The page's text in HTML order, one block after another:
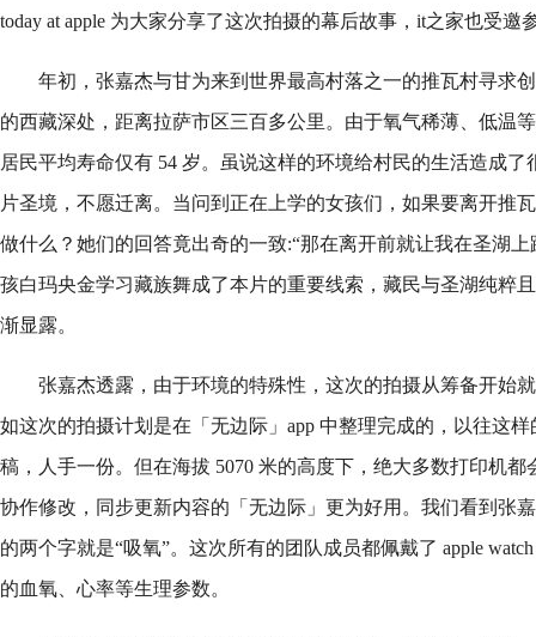
today at apple 为大家分享了这次拍摄的幕后故事，it之家也受邀
年初，张嘉杰与甘为来到世界最高村落之一的推瓦村寻求
的西藏深处，距离拉萨市区三百多公里。由于氧气稀薄、低温
居民平均寿命仅有 54 岁。虽说这样的环境给村民的生活造成
片圣境，不愿迁离。当问到正在上学的女孩们，如果要离开推
做什么？她们的回答竟出奇的一致:“那在离开前就让我在圣湖
孩白玛央金学习藏族舞成了本片的重要线索，藏民与圣湖纯粹
渐显露。
张嘉杰透露，由于环境的特殊性，这次的拍摄从筹备开始
如这次的拍摄计划是在「无边际」app 中整理完成的，以往这
稿，人手一份。但在海拔 5070 米的高度下，绝大多数打印机都
协作修改，同步更新内容的「无边际」更为好用。我们看到张
的两个字就是“吸氧”。这次所有的团队成员都佩戴了 apple
的血氧、心率等生理参数。